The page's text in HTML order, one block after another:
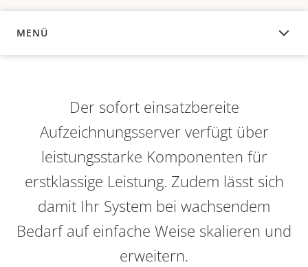
MENÜ
ÜBERSICHT
Der sofort einsatzbereite
Aufzeichnungsserver verfügt über
leistungsstarke Komponenten für
erstklassige Leistung. Zudem lässt sich
damit Ihr System bei wachsendem
Bedarf auf einfache Weise skalieren und
erweitern.